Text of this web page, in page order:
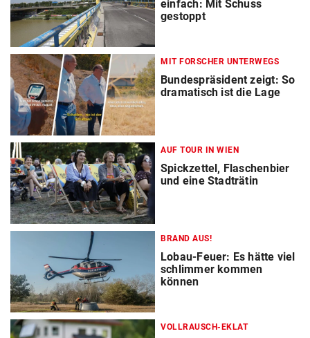
einfach: Mit Schuss
gestoppt
MIT FORSCHER UNTERWEGS
Bundespräsident zeigt: So
dramatisch ist die Lage
AUF TOUR IN WIEN
Spickzettel, Flaschenbier
und eine Stadträtin
BRAND AUS!
Lobau-Feuer: Es hätte viel
schlimmer kommen
können
VOLLRAUSCH-EKLAT